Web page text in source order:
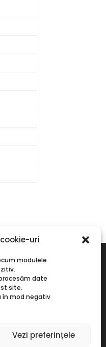
uri
modulele
date
site.
în mod negativ
Vezi preferințele